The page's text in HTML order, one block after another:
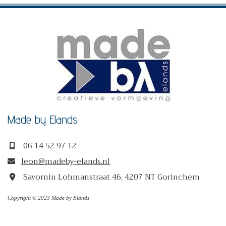
Made by Elands
 06 14 52 97 12
 leon@madeby-elands.nl
Savornin Lohmanstraat 46, 4207 NT Gorinchem
Copyright © 2023 Made by Elands